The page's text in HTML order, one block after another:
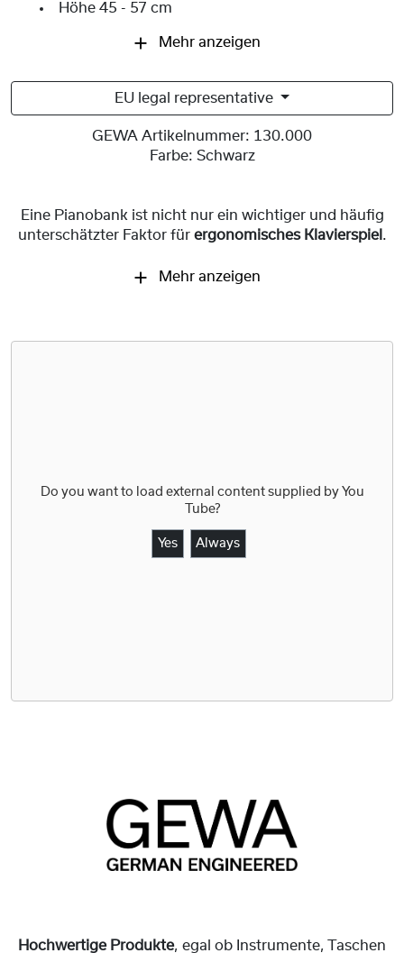
Höhe 45 - 57 cm
Mehr anzeigen
EU legal representative
GEWA Artikelnummer: 130.000
Farbe: Schwarz
Eine Pianobank ist nicht nur ein wichtiger und häufig
unterschätzter Faktor für ergonomisches Klavierspiel .
Mehr anzeigen
Do you want to load external content supplied by You
Tube?
Yes Always
Hochwertige Produkte, egal ob Instrumente, Taschen